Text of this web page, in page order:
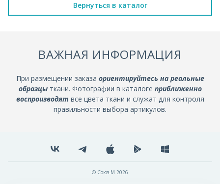
Вернуться в каталог
ВАЖНАЯ ИНФОРМАЦИЯ
При размещении заказа ориентируйтесь на реальные
образцыткани. Фотографии в каталоге приближенно
воспроизводят все цвета ткани и служат для контроля
правильности выбора артикулов.
© Союз-М 2026